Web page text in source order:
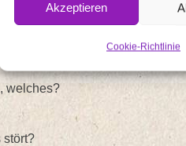
Akzeptieren
Cookie-Richtlinie
welches?
stört?